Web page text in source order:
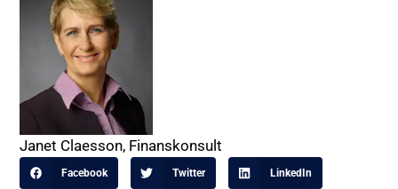
Janet Claesson, Finanskonsult
Facebook Twitter LinkedIn